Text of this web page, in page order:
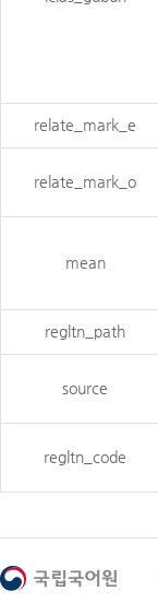
relate_mark_e
relate_mark_o
mean
regltn_path
source
regltn_code